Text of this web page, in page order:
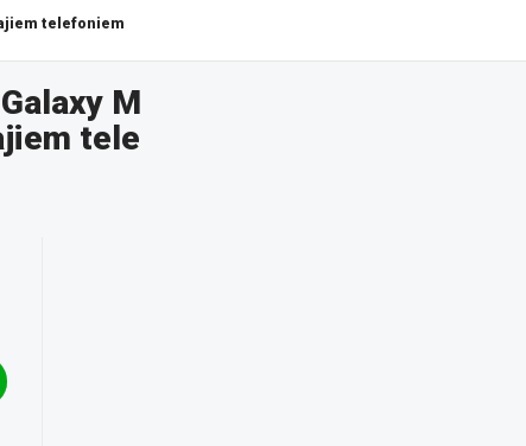
telefoniem
M
tele